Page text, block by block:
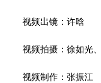
视频出镜：许晗
视频拍摄：徐如光、
视频制作：张振江